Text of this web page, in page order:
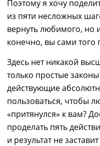
Поэтому я хочу
из пяти несложных
вернуть любимого, но
конечно, вы сами того
Здесь нет никакой
только простые
действующие
пользоваться, чтобы
«притянулся» к вам?
проделать пять
и результатне